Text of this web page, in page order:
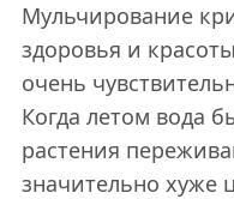
Мульчирование
здоровья и
очень
Когда летом вода
растения
значительно хуже